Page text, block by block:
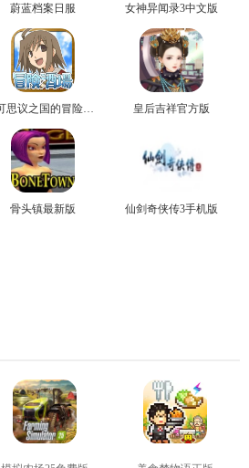
蔚蓝档案日服 女神异闻录3中文版
不可思议之国的冒险官方版 皇后吉祥官方版
骨头镇最新版 仙剑奇侠传3手机版